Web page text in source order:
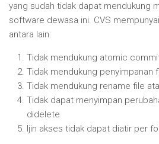
yang sudah tidak dapat mendukung
software dewasa ini. CVS
antara lain:
Tidak mendukung atomic
Tidak mendukung penyimpanan
Tidak mendukung rename file
Tidak dapat menyimpan
didelete
Ijin akses tidak dapat diatir per